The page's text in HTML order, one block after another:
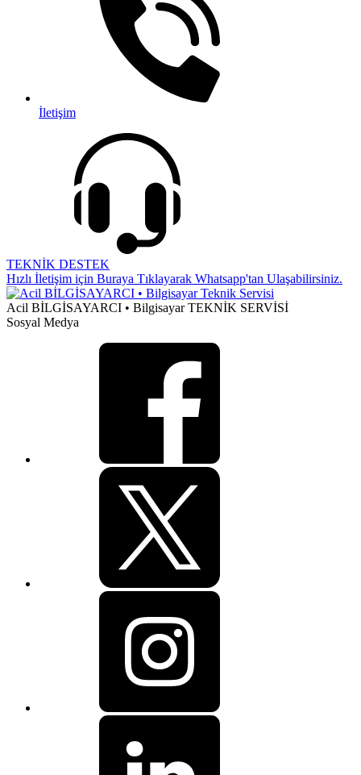
İletişim
TEKNİK DESTEK
Hızlı İletişim için Buraya Tıklayarak Whatsapp'tan Ulaşabilirsiniz.
Acil BİLGİSAYARCI • Bilgisayar TEKNİK SERVİSİ
Sosyal Medya